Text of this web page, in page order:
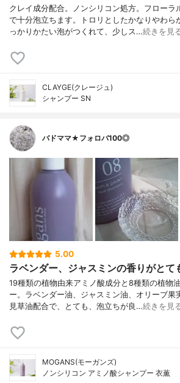
クレイ成分配合。ノンシリコン処方。フローラ
で十分泡立ちます。トロリとしたかなりやわら
っかりかたい泡がつくれて、少しス…続きを見
CLAYGE(クレージュ)
シャンプー SN
バドママ★フォロバ100◎
5.00
ラベンダー、ジャスミンの香りがとて
19種類の植物由来アミノ酸成分と8種類の植物
ー。ラベンダー油、ジャスミン油、オリーブ果
見草油配合で、とても、泡立ちが良…続きを見
MOGANS(モーガンズ)
ノンシリコン アミノ酸シャンプー 衣薫